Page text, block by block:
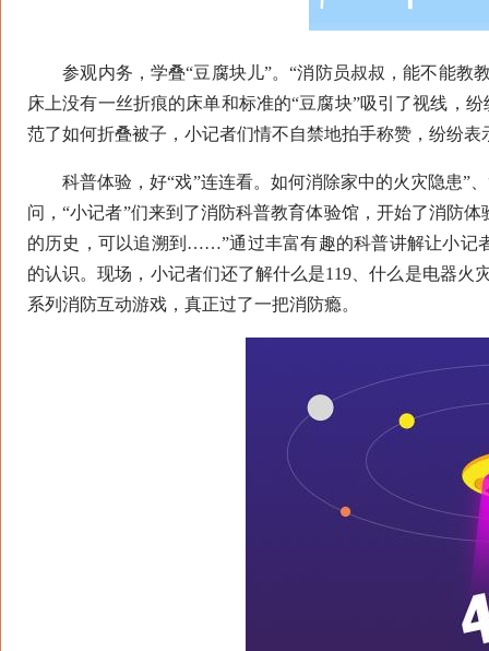
参观内务，学叠“豆腐块儿”。“消防员叔叔，能不能教
床上没有一丝折痕的床单和标准的“豆腐块”吸引了视线，
范了如何折叠被子，小记者们情不自禁地拍手称赞，纷纷
科普体验，好“戏”连连看。如何消除家中的火灾隐患”、
问，“小记者”们来到了消防科普教育体验馆，开始了消防
的历史，可以追溯到……”通过丰富有趣的科普讲解让小记
的认识。现场，小记者们还了解什么是119、什么是电器
系列消防互动游戏，真正过了一把消防瘾。